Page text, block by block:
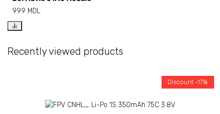
999 MDL
Recently viewed products
Discount -17%